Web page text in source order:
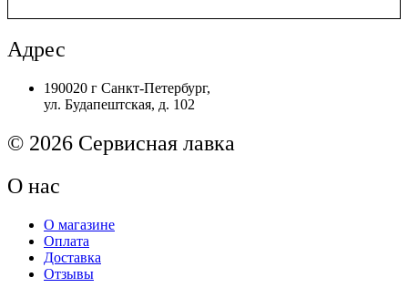
Адрес
190020 г Санкт-Петербург,
ул. Будапештская, д. 102
© 2026 Сервисная лавка
О нас
О магазине
Оплата
Доставка
Отзывы